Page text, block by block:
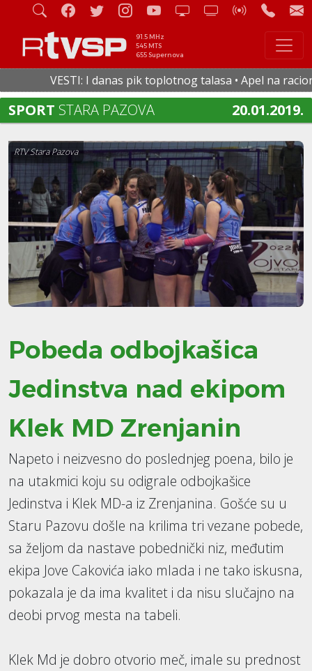
91.5 MHz
545 MTS
655 Supernova
VESTI: I danas pik toplotnog talasa • Apel na
SPORT STARA PAZOVA 20.01.2019.
RTV Stara Pazova
Pobeda odbojkašica
Jedinstva nad ekipom
Klek MD Zrenjanin
Napeto i neizvesno do poslednjeg poena, bilo je
na utakmici koju su odigrale odbojkašice
Jedinstva i Klek MD-a iz Zrenjanina. Gošće su u
Staru Pazovu došle na krilima tri vezane pobede,
sa željom da nastave pobednički niz, međutim
ekipa Jove Cakovića iako mlada i ne tako iskusna,
pokazala je da ima kvalitet i da nisu slučajno na
deobi prvog mesta na tabeli.
Klek Md je dobro otvorio meč, imale su prednost